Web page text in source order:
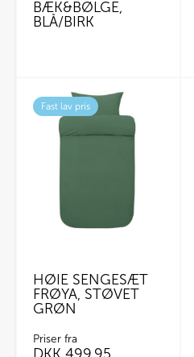
BÆK&BØLGE,
BLÅ/BIRK
Fast lav pris
HØIE SENGESÆT
FRØYA, STØVET
GRØN
Priser fra
DKK 499,95